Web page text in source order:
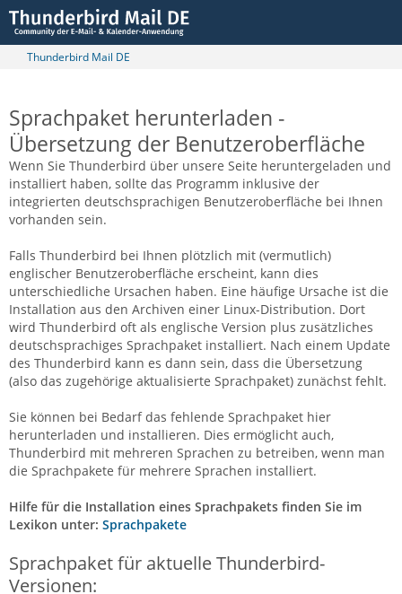
Thunderbird Mail DE
Sprachpaket herunterladen -
Übersetzung der Benutzeroberfläche
Wenn Sie Thunderbird über unsere Seite heruntergeladen und
installiert haben, sollte das Programm inklusive der
integrierten deutschsprachigen Benutzeroberfläche bei Ihnen
vorhanden sein.
Falls Thunderbird bei Ihnen plötzlich mit (vermutlich)
englischer Benutzeroberfläche erscheint, kann dies
unterschiedliche Ursachen haben. Eine häufige Ursache ist die
Installation aus den Archiven einer Linux-Distribution. Dort
wird Thunderbird oft als englische Version plus zusätzliches
deutschsprachiges Sprachpaket installiert. Nach einem Update
des Thunderbird kann es dann sein, dass die Übersetzung
(also das zugehörige aktualisierte Sprachpaket) zunächst fehlt.
Sie können bei Bedarf das fehlende Sprachpaket hier
herunterladen und installieren. Dies ermöglicht auch,
Thunderbird mit mehreren Sprachen zu betreiben, wenn man
die Sprachpakete für mehrere Sprachen installiert.
Hilfe für die Installation eines Sprachpakets finden Sie im
Lexikon unter: Sprachpakete
Sprachpaket für aktuelle Thunderbird-
Versionen: